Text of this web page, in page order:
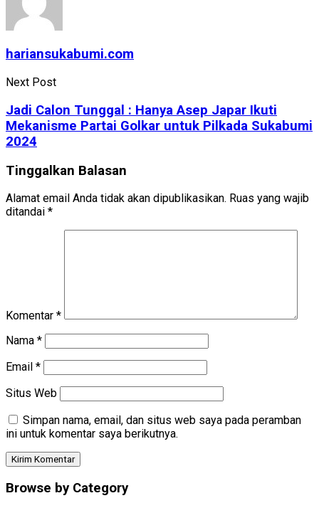
hariansukabumi.com
Next Post
Jadi Calon Tunggal : Hanya Asep Japar Ikuti
Mekanisme Partai Golkar untuk Pilkada Sukabumi
2024
Tinggalkan Balasan
Alamat email Anda tidak akan dipublikasikan. Ruas yang wajib
ditandai *
Komentar *
Nama *
Email *
Situs Web
Simpan nama, email, dan situs web saya pada peramban
ini untuk komentar saya berikutnya.
Browse by Category